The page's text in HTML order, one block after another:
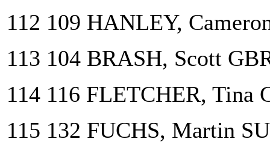
112 109 HANLEY,
113 104 BRASH, Scott
114 116 FLETCHER, Tina
115 132 FUCHS, Martin